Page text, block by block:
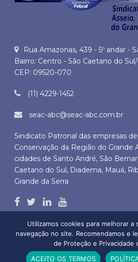
Rua Amazonas, 439 - 5º andar -
Bairro: Centro - São Caetano do
CEP: 09520-070
(11) 4229-1452
seac-abc@seac-abc.com.br
Sindicato Patronal das empresas
Conservação da Região do Grande
cidades de Santo André, São
Caetano do Sul, Diadema, Mauá,
Grande da Serra
Copyright © 2026 SEAC ABC - Todos os
Utilizamos cookies para melhorar a
navegação no site. Recomendamos e
de Proteção e Privacidade
ACEITO OS TERMOS